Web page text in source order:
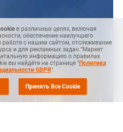
в различных целях, включая
обеспечение наилучшего
работе с нашим сайтом, отслеживание
и для рекламных задач “Маркет
информацию о правилах
вы найдёте на странице "Политика
GDPR".
Принять Все Cookie